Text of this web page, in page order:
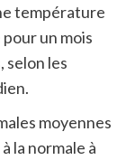
température
pour un mois
selon les
moyennes
la normale à